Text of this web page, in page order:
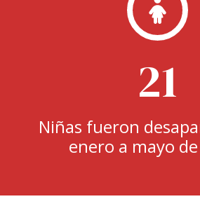
21
Niñas fueron
enero a mayo